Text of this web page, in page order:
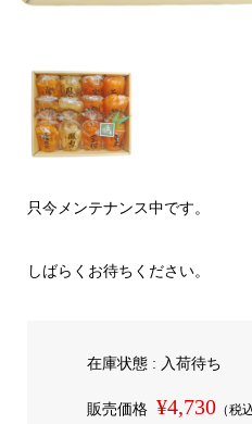
只今メンテナンス中です。
しばらくお待ちください。
在庫状態 : 入荷待ち
販売価格 ¥4,730（税込